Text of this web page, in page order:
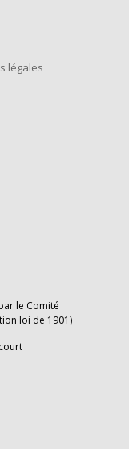
légales
le Comité
loi de 1901)